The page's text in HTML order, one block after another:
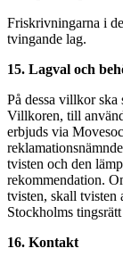
Friskrivningarna i
tvingande lag.
15. Lagval och
På dessa villkor
Villkoren, till
erbjuds via
tvisten och den
rekommendation.
tvisten, skall tvisten
Stockholms
16. Kontakt